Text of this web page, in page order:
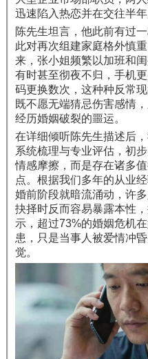
迅速陷入热恋并在交往半年
陈先生坦言，他此前有过
此对再次组建家庭格外慎
来，张小姐频繁以加班和
有时甚至彻夜不归，手机
码更换数次，这种种反常
既不愿无端猜忌伤害感情
经历婚姻破裂的噩运。
在详细倾听陈先生描述后
系统梳理与专业评估，初
情感摩擦，而是存在诸多
点。根据我们多年的从业
婚前阶段就暗流涌动，许
抉择时反而容易暴露本性
示，超过73%的婚姻危机
患，只是当事人被爱情冲
觉。